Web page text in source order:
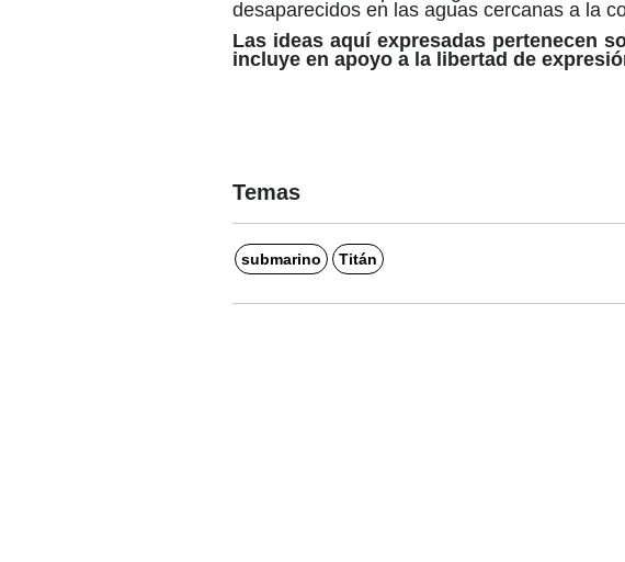
desaparecidos en las aguas cercanas a la
Las ideas aquí expresadas pertenecen
incluye en apoyo a la libertad de
Temas
submarino Titán